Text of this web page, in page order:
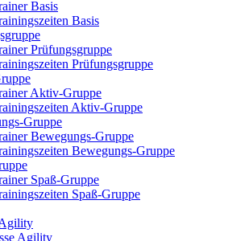
Basis
Basis
Prüfungsgruppe
Prüfungsgruppe
Aktiv-Gruppe
Aktiv-Gruppe
Gruppe
Bewegungs-Gruppe
Bewegungs-Gruppe
Spaß-Gruppe
Spaß-Gruppe
Agility